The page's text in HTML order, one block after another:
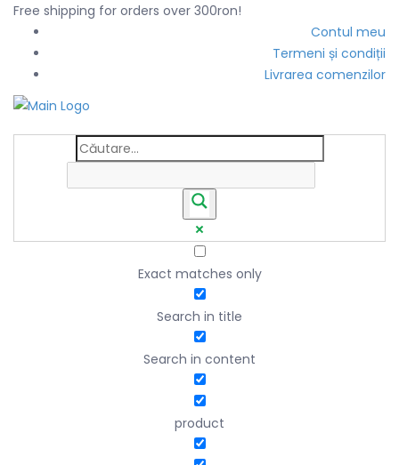
Free shipping for orders over 300ron!
Contul meu
Termeni și condiții
Livrarea comenzilor
Exact matches only
Search in title
Search in content
product